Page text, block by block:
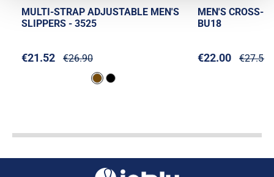
MULTI-STRAP ADJUSTABLE MEN'S
SLIPPERS - 3525
€21.52 €26.90
MEN'S CROSS-
BU18
€22.00 €27.50